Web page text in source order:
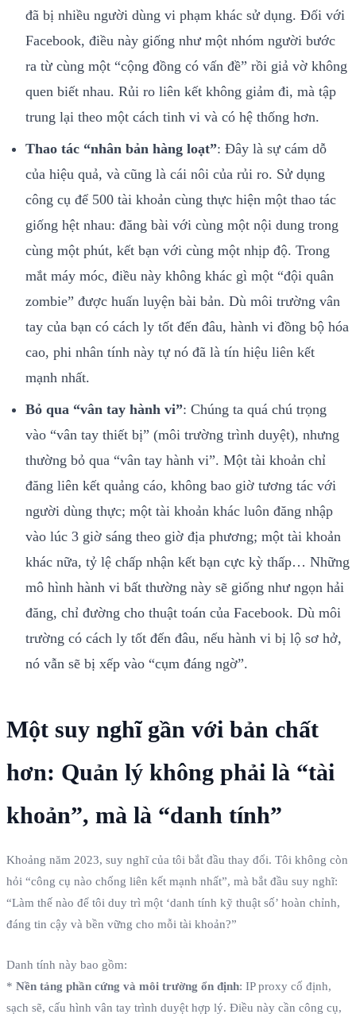
đã bị nhiều người dùng vi phạm khác sử dụng. Đối với
Facebook, điều này giống như một nhóm người bước
ra từ cùng một “cộng đồng có vấn đề” rồi giả vờ không
quen biết nhau. Rủi ro liên kết không giảm đi, mà tập
trung lại theo một cách tinh vi và có hệ thống hơn.
Thao tác “nhân bản hàng loạt”: Đây là sự cám dỗ
của hiệu quả, và cũng là cái nôi của rủi ro. Sử dụng
công cụ để 500 tài khoản cùng thực hiện một thao tác
giống hệt nhau: đăng bài với cùng một nội dung trong
cùng một phút, kết bạn với cùng một nhịp độ. Trong
mắt máy móc, điều này không khác gì một “đội quân
zombie” được huấn luyện bài bản. Dù môi trường vân
tay của bạn có cách ly tốt đến đâu, hành vi đồng bộ hóa
cao, phi nhân tính này tự nó đã là tín hiệu liên kết
mạnh nhất.
Bỏ qua “vân tay hành vi”: Chúng ta quá chú trọng
vào “vân tay thiết bị” (môi trường trình duyệt), nhưng
thường bỏ qua “vân tay hành vi”. Một tài khoản chỉ
đăng liên kết quảng cáo, không bao giờ tương tác với
người dùng thực; một tài khoản khác luôn đăng nhập
vào lúc 3 giờ sáng theo giờ địa phương; một tài khoản
khác nữa, tỷ lệ chấp nhận kết bạn cực kỳ thấp… Những
mô hình hành vi bất thường này sẽ giống như ngọn hải
đăng, chỉ đường cho thuật toán của Facebook. Dù môi
trường có cách ly tốt đến đâu, nếu hành vi bị lộ sơ hở,
nó vẫn sẽ bị xếp vào “cụm đáng ngờ”.
Một suy nghĩ gần với bản chất
hơn: Quản lý không phải là “tài
khoản”, mà là “danh tính”
Khoảng năm 2023, suy nghĩ của tôi bắt đầu thay đổi. Tôi không còn
hỏi “công cụ nào chống liên kết mạnh nhất”, mà bắt đầu suy nghĩ:
“Làm thế nào để tôi duy trì một ‘danh tính kỹ thuật số’ hoàn chỉnh,
đáng tin cậy và bền vững cho mỗi tài khoản?”
Danh tính này bao gồm:
* Nền tảng phần cứng và môi trường ổn định: IP proxy cố định,
sạch sẽ, cấu hình vân tay trình duyệt hợp lý. Điều này cần công cụ,